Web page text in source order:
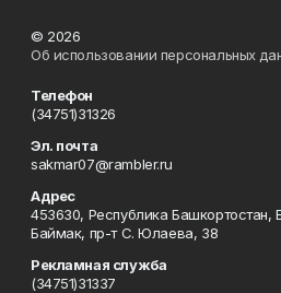
© 2026
Об использовании персональных
Телефон
(34751)31326
Эл. почта
sakmar07@rambler.ru
Адрес
453630, Республика Башкортостан,
Баймак, пр-т С. Юлаева, 38
Рекламная служба
(34751)31337